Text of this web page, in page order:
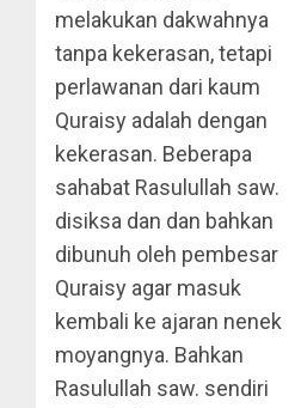
melakukan dakwahnya
tanpa kekerasan, tetapi
perlawanan dari kaum
Quraisy adalah dengan
kekerasan. Beberapa
sahabat Rasulullah saw.
disiksa dan dan bahkan
dibunuh oleh pembesar
Quraisy agar masuk
kembali ke ajaran nenek
moyangnya. Bahkan
Rasulullah saw. sendiri